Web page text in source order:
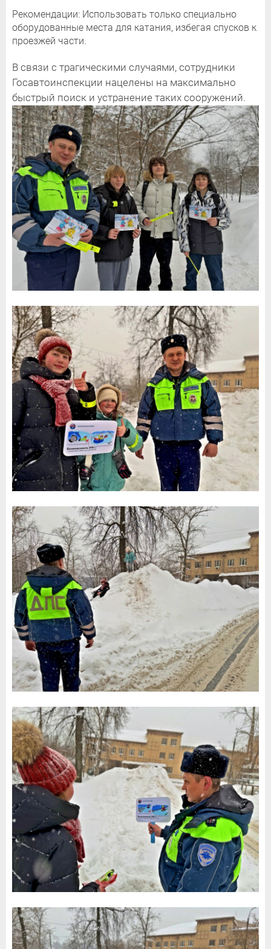
Рекомендации: Использовать только специально
оборудованные места для катания, избегая спусков к
проезжей части.
В связи с трагическими случаями, сотрудники
Госавтоинспекции нацелены на максимально
быстрый поиск и устранение таких сооружений.